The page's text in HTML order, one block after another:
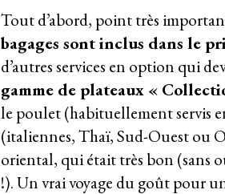
Tout d’abord, point très
bagages sont inclus dans le
d’autres services en option qui
gamme de plateaux «
le poulet (habituellement servis
(italiennes, Thaï, Sud-Ouest ou
oriental, qui était très bon (sans
!). Un vrai voyage du goût pour